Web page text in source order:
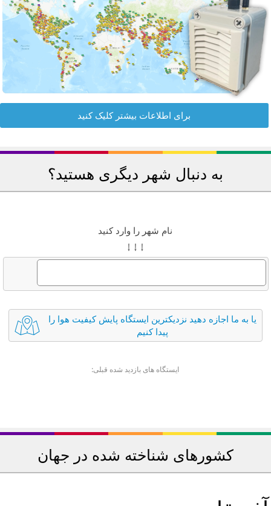
برای اطلاعات بیشتر کلیک کنید
به دنبال شهر دیگری هستید؟
نام شهر را وارد کنید
↓ ↓ ↓
یا به ما اجازه دهید نزدیکترین ایستگاه پایش کیفیت هوا را
پیدا کنیم
ایستگاه های بازدید شده قبلی:
کشورهای شناخته شده در جهان